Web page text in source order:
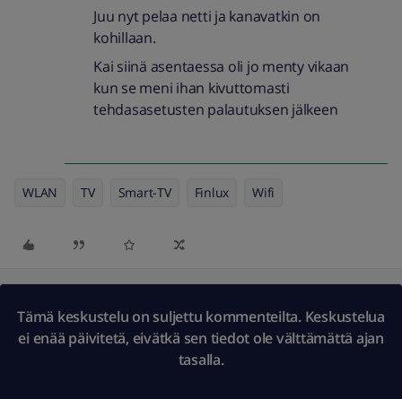
Juu nyt pelaa netti ja kanavatkin on
kohillaan.
Kai siinä asentaessa oli jo menty vikaan
kun se meni ihan kivuttomasti
tehdasasetusten palautuksen jälkeen
WLAN TV Smart-TV Finlux Wifi
Tämä keskustelu on suljettu kommenteilta. Keskustelua
ei enää päivitetä, eivätkä sen tiedot ole välttämättä ajan
tasalla.